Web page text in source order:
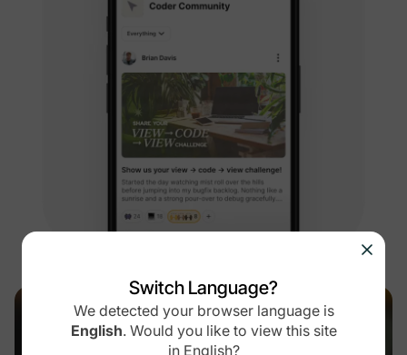
Een opvoedcommunity groeide met
Switch Language?
We detected your browser language is
English. Would you like to view this site
in English?